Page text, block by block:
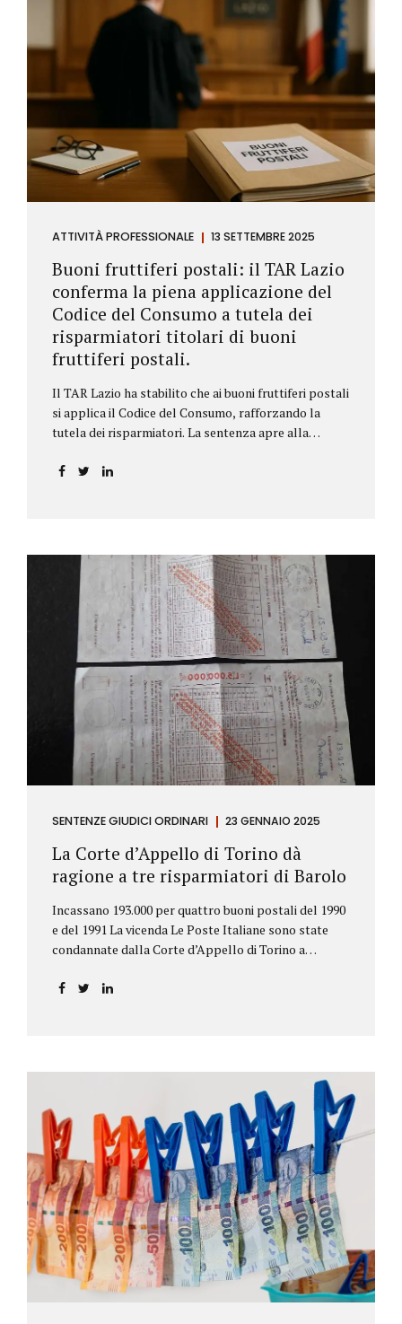
ATTIVITÀ PROFESSIONALE 13 SETTEMBRE 2025
Buoni fruttiferi postali: il TAR Lazio
conferma la piena applicazione del
Codice del Consumo a tutela dei
risparmiatori titolari di buoni
fruttiferi postali.
Il TAR Lazio ha stabilito che ai buoni fruttiferi postali
si applica il Codice del Consumo, rafforzando la
tutela dei risparmiatori. La sentenza apre alla
capitale o interessi per mancanza di informazioni
SENTENZE GIUDICI ORDINARI 23 GENNAIO 2025
La Corte d’Appello di Torino dà
ragione a tre risparmiatori di Barolo
Incassano 193.000 per quattro buoni postali del 1990
e del 1991 La vicenda Le Poste Italiane sono state
condannate dalla Corte d’Appello di Torino a
per oltre 193.000,00 euro: la sentenza ribalta la
causa di una modifica dei rendimenti risalente al 1986,
precedente alla loro sottoscrizione, e di un timbro
che Poste aveva messo sopra la tabella, la quale
riportava un generico...